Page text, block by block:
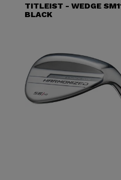
TITLEIST - WEDGE
BLACK